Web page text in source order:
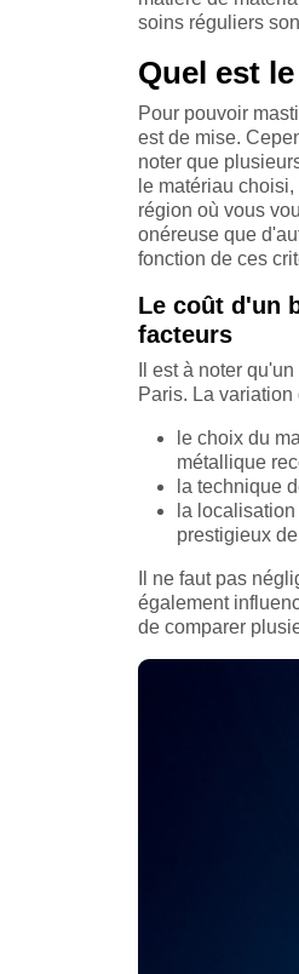
soins réguliers
Quel est
Pour pouvoir
est de mise.
noter que
le matériau
région où vous
onéreuse que
fonction de ces
Le coût d'un
facteurs
Il est à noter
Paris. La variation
le choix du
métallique
la technique
la
prestigieux
Il ne faut pas
également
de comparer